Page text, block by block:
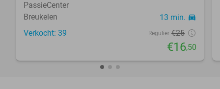
PassieCenter
Breukelen
13 min. directions_car
Verkocht: 39 Regulier €25
€16,50